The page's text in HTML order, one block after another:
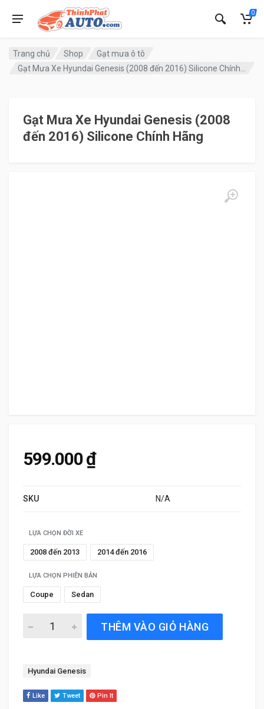
0
Trang chủ Shop
Gạt mưa ô tô
Gạt Mưa Xe Hyundai Genesis (2008
đến 2016) Silicone Chính Hãng
599.000₫
SKU N/A
LỰA CHỌN ĐỜI XE
2008 đến 2013 2014 đến 2016
LỰA CHỌN PHIÊN BẢN
Coupe Sedan
Gạt Mưa Xe Hyundai Genesis (2008 đến 2016) Silicone
THÊM VÀO GIỎ HÀNG
Tag:
Hyundai Genesis
Like Tweet Pin It